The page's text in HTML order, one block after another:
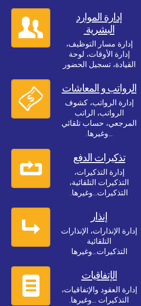
إدارة الموارد
البشرية
إدارة مسار التوظيف،
إدارة الأوقات، لوحة
القيادة، تسجيل الحضور
الرواتب و المعاشات
إدارة الرواتب، كشوف
الرواتب، الراتب
المرجعي، حساب تلقائي
...وغيرها.
تذكيرات الدفع
إدارة التذكيرات،
التذكيرات التلقائية،
التذكيرات...وغيرها.
إنذار
إدارة الإنذارات، الإنذارات
التلقائية
التذكيرات...وغيرها
الإتفاقيات
إدارة العقود والإتفاقيات،
التذكيرات ...وغيرها.